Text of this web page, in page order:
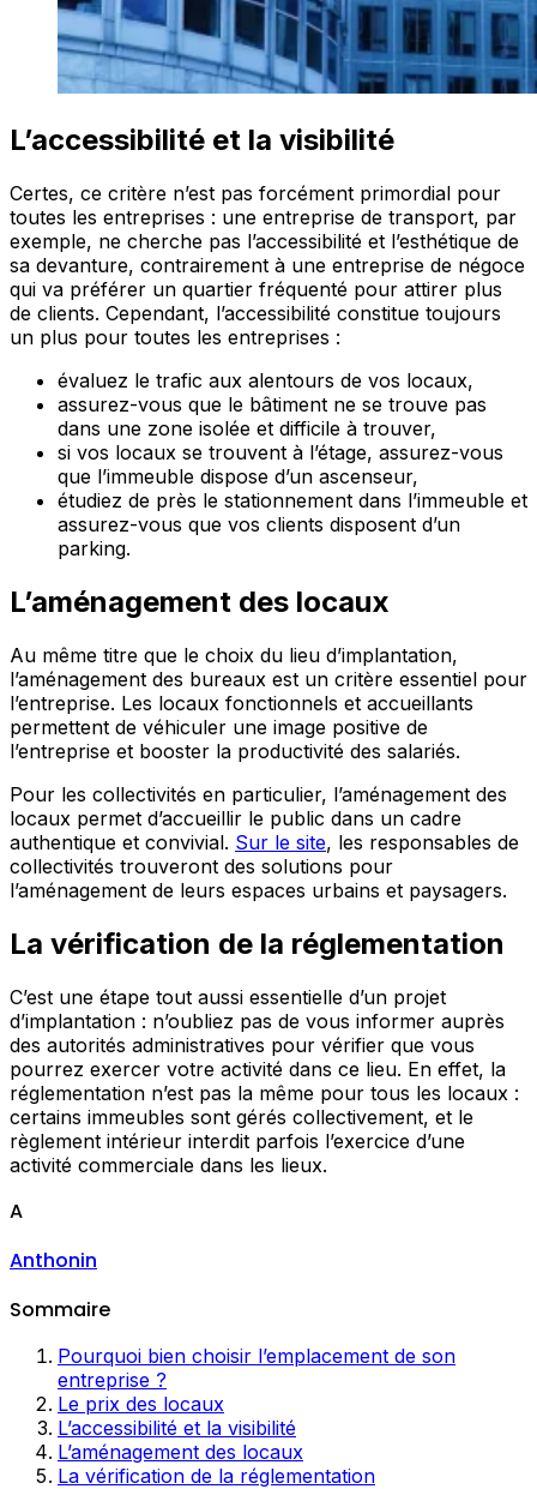
L’accessibilité et la visibilité
Certes, ce critère n’est pas forcément primordial pour
toutes les entreprises : une entreprise de transport, par
exemple, ne cherche pas l’accessibilité et l’esthétique de
sa devanture, contrairement à une entreprise de négoce
qui va préférer un quartier fréquenté pour attirer plus
de clients. Cependant, l’accessibilité constitue toujours
un plus pour toutes les entreprises :
évaluez le trafic aux alentours de vos locaux,
assurez-vous que le bâtiment ne se trouve pas
dans une zone isolée et difficile à trouver,
si vos locaux se trouvent à l’étage, assurez-vous
que l’immeuble dispose d’un ascenseur,
étudiez de près le stationnement dans l’immeuble et
assurez-vous que vos clients disposent d’un
parking.
L’aménagement des locaux
Au même titre que le choix du lieu d’implantation,
l’aménagement des bureaux est un critère essentiel pour
l’entreprise. Les locaux fonctionnels et accueillants
permettent de véhiculer une image positive de
l’entreprise et booster la productivité des salariés.
Pour les collectivités en particulier, l’aménagement des
locaux permet d’accueillir le public dans un cadre
authentique et convivial. Sur le site, les responsables de
collectivités trouveront des solutions pour
l’aménagement de leurs espaces urbains et paysagers.
La vérification de la réglementation
C’est une étape tout aussi essentielle d’un projet
d’implantation : n’oubliez pas de vous informer auprès
des autorités administratives pour vérifier que vous
pourrez exercer votre activité dans ce lieu. En effet, la
réglementation n’est pas la même pour tous les locaux :
certains immeubles sont gérés collectivement, et le
règlement intérieur interdit parfois l’exercice d’une
activité commerciale dans les lieux.
A
Anthonin
Sommaire
Pourquoi bien choisir l’emplacement de son
entreprise ?
Le prix des locaux
L’accessibilité et la visibilité
L’aménagement des locaux
La vérification de la réglementation